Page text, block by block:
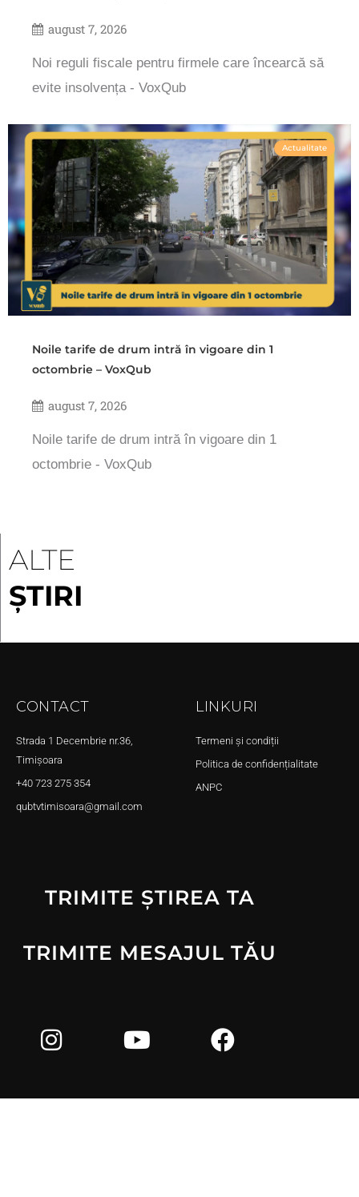
august 7, 2026
Noi reguli fiscale pentru firmele care încearcă să
evite insolvența - VoxQub
Actualitate
Noile tarife de drum intră în vigoare din 1
octombrie – VoxQub
august 7, 2026
Noile tarife de drum intră în vigoare din 1
octombrie - VoxQub
ALTE
ȘTIRI
CONTACT
Strada 1 Decembrie nr.36,
Timișoara
+40 723 275 354
qubtvtimisoara@gmail.com
LINKURI
Termeni și condiții
Politica de confidențialitate
ANPC
TRIMITE ȘTIREA TA
TRIMITE MESAJUL TĂU